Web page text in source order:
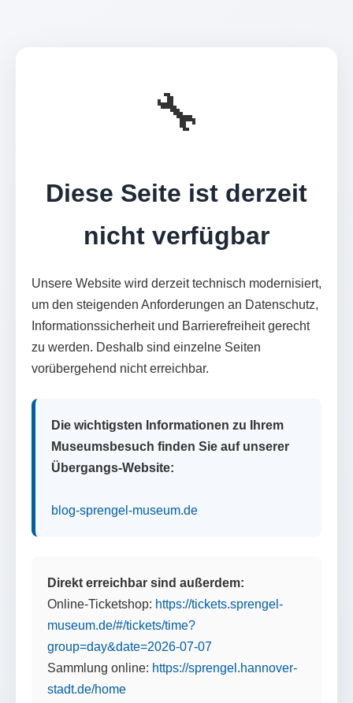
🔧
Diese Seite ist derzeit
nicht verfügbar
Unsere Website wird derzeit technisch modernisiert,
um den steigenden Anforderungen an Datenschutz,
Informationssicherheit und Barrierefreiheit gerecht
zu werden. Deshalb sind einzelne Seiten
vorübergehend nicht erreichbar.
Die wichtigsten Informationen zu Ihrem
Museumsbesuch finden Sie auf unserer
Übergangs-Website:
blog-sprengel-museum.de
Direkt erreichbar sind außerdem:
Online-Ticketshop: https://tickets.sprengel-
museum.de/#/tickets/time?
group=day&date=2026-07-07
Sammlung online: https://sprengel.hannover-
stadt.de/home